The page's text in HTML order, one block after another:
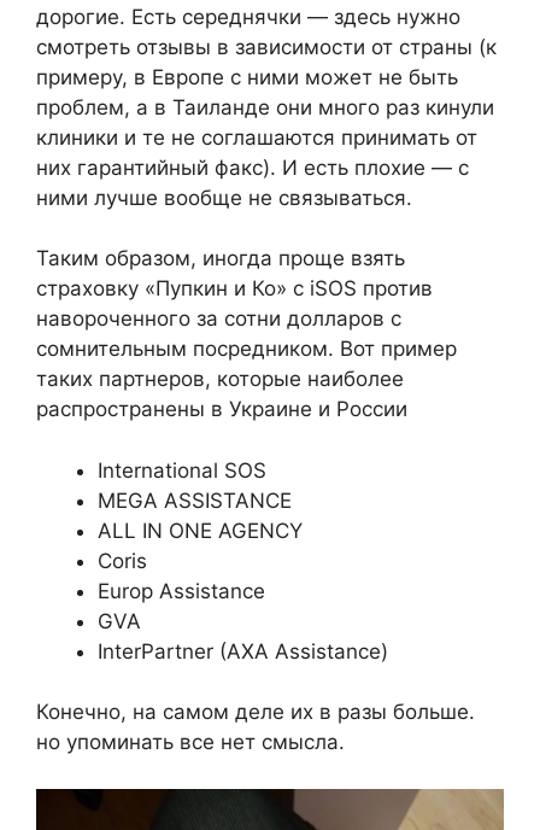
дорогие. Есть середнячки — здесь нужно
смотреть отзывы в зависимости от страны (к
примеру, в Европе с ними может не быть
проблем, а в Таиланде они много раз кинули
клиники и те не соглашаются принимать от
них гарантийный факс). И есть плохие — с
ними лучше вообще не связываться.
Таким образом, иногда проще взять
страховку «Пупкин и Ко» с iSOS против
навороченного за сотни долларов с
сомнительным посредником. Вот пример
таких партнеров, которые наиболее
распространены в Украине и России
International SOS
MEGA ASSISTANCE
ALL IN ONE AGENCY
Coris
Europ Assistance
GVA
InterPartner (AXA Assistance)
Конечно, на самом деле их в разы больше.
но упоминать все нет смысла.